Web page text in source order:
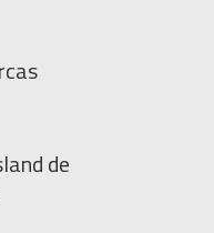
de